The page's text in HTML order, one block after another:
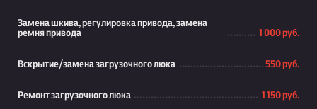
Замена шкива, регулировка привода, замена
ремня привода
1 000 руб.
Вскрытие/замена загрузочного люка 550 руб.
Ремонт загрузочного люка 1 150 руб.